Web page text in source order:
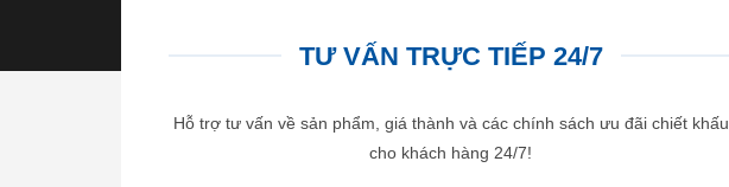
TƯ VẤN TRỰC TIẾP 24/7
Hỗ trợ tư vấn về sản phẩm, giá thành và các chính sách ưu đãi chiết khấu
cho khách hàng 24/7!